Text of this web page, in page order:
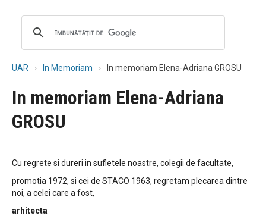
UAR In Memoriam In memoriam Elena-Adriana GROSU
In memoriam Elena-Adriana
GROSU
Cu regrete si dureri in sufletele noastre, colegii de facultate,
promotia 1972, si cei de STACO 1963, regretam plecarea dintre
noi, a celei care a fost,
arhitecta